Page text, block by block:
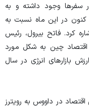
در سفر‌ها وجود داشته و به
تا کنون در این ماه نسبت به
اشاره کرد. فاتح بیرول، رئیس
اقتصاد چین به شکل مورد
بازار‌های انرژی در سال
در داووس به رویترز